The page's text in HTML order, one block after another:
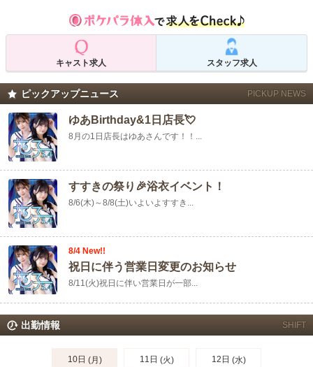
キャスト求人 スタッフ求人
ピックアップニュース PICKUP NEWS
ゆあBirthday&1日店長💘
8月の1日店長はゆあさんです！！...
すすきの祭り🎉浴衣イベント！
8/6(木)～8/8(土)いよいよすすき...
8/4 New!!
祝日に伴う営業日変更のお知らせ
8/11(火)祝日に伴い営業日が一部...
出勤情報 SHIFT
10日 (月) 11日 (火) 12日 (水)